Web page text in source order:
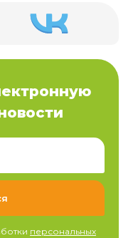
персональных